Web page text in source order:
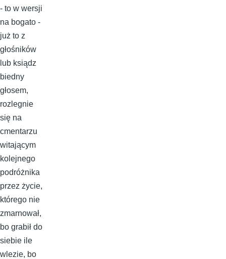
- to w wersji
na bogato -
już to z
głośników
lub ksiądz
biedny
głosem,
rozlegnie
się na
cmentarzu
witającym
kolejnego
podróżnika
przez życie,
którego nie
zmarnował,
bo grabił do
siebie ile
wlezie, bo